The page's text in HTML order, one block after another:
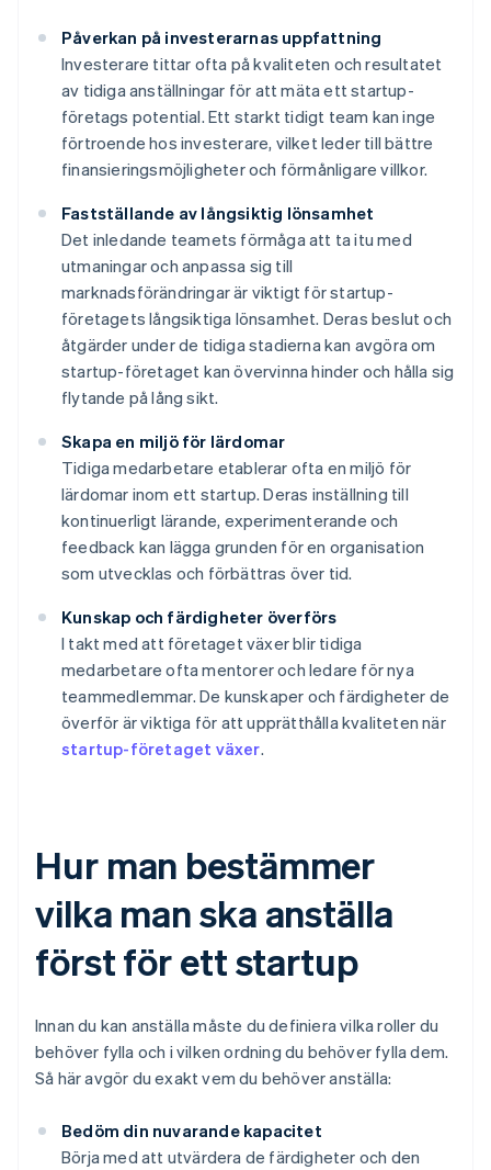
Påverkan på investerarnas uppfattning
Investerare tittar ofta på kvaliteten och resultatet
av tidiga anställningar för att mäta ett startup-
företags potential. Ett starkt tidigt team kan inge
förtroende hos investerare, vilket leder till bättre
finansieringsmöjligheter och förmånligare villkor.
Fastställande av långsiktig lönsamhet
Det inledande teamets förmåga att ta itu med
utmaningar och anpassa sig till
marknadsförändringar är viktigt för startup-
företagets långsiktiga lönsamhet. Deras beslut och
åtgärder under de tidiga stadierna kan avgöra om
startup-företaget kan övervinna hinder och hålla sig
flytande på lång sikt.
Skapa en miljö för lärdomar
Tidiga medarbetare etablerar ofta en miljö för
lärdomar inom ett startup. Deras inställning till
kontinuerligt lärande, experimenterande och
feedback kan lägga grunden för en organisation
som utvecklas och förbättras över tid.
Kunskap och färdigheter överförs
I takt med att företaget växer blir tidiga
medarbetare ofta mentorer och ledare för nya
teammedlemmar. De kunskaper och färdigheter de
överför är viktiga för att upprätthålla kvaliteten när
startup-företaget växer.
Hur man bestämmer
vilka man ska anställa
först för ett startup
Innan du kan anställa måste du definiera vilka roller du
behöver fylla och i vilken ordning du behöver fylla dem.
Så här avgör du exakt vem du behöver anställa:
Bedöm din nuvarande kapacitet
Börja med att utvärdera de färdigheter och den